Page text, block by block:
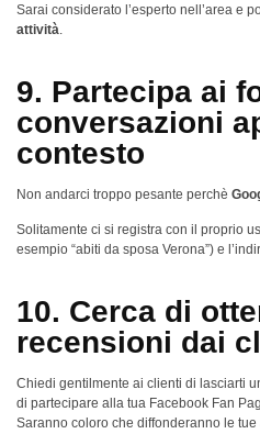
Sarai considerato l’esperto nell’area e
attività.
9. Partecipa ai
conversazioni
contesto
Non andarci troppo pesante perchè
Solitamente ci si registra con il proprio
esempio “abiti da sposa Verona”) e
10. Cerca di
recensioni dai
Chiedi gentilmente ai clienti di lasciarti
di partecipare alla tua Facebook Fan
Saranno coloro che diffonderanno le